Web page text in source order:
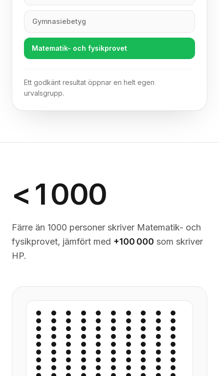
Gymnasiebetyg
Matematik- och fysikprovet
Ett godkänt resultat öppnar en helt egen
urvalsgrupp.
< 1 000
Färre än 1000 personer skriver Matematik- och
fysikprovet, jämfört med +100 000 som skriver
HP.